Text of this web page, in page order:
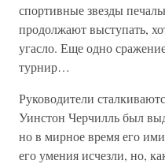
спортивные звезды
продолжают выступать,
угасло. Еще одно
турнир…
Руководители
Уинстон Черчилль был
но в мирное время его
его умения исчезли, но,